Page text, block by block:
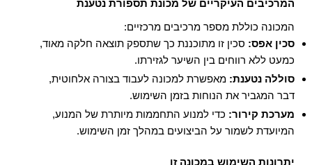
המרכיבים העיקריים של מכונת תספורת נטענת
המכונה כוללת מספר מרכיבים מרכזיים:
סכין אפס: סכין זו מתוכננת כך שתספק תוצאה חלקה מאוד,
כמעט ללא רווחים בין השיער לגזירתו.
סוללה נטענת: מאפשרת למכונה לעבוד בצורה אלחוטית,
דבר המגביר את הנוחות בזמן השימוש.
מערכת קירור: כדי למנוע התחממות מיותרת של המנוע,
המיועדת לשמור על הביצועים במהלך זמן השימוש.
יתרונות השימוש במכונה זו